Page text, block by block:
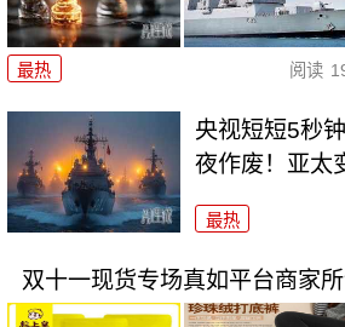
最热 阅读
央视短短5秒
夜作废！亚太
最热
双十一现货专场真如平台商家所